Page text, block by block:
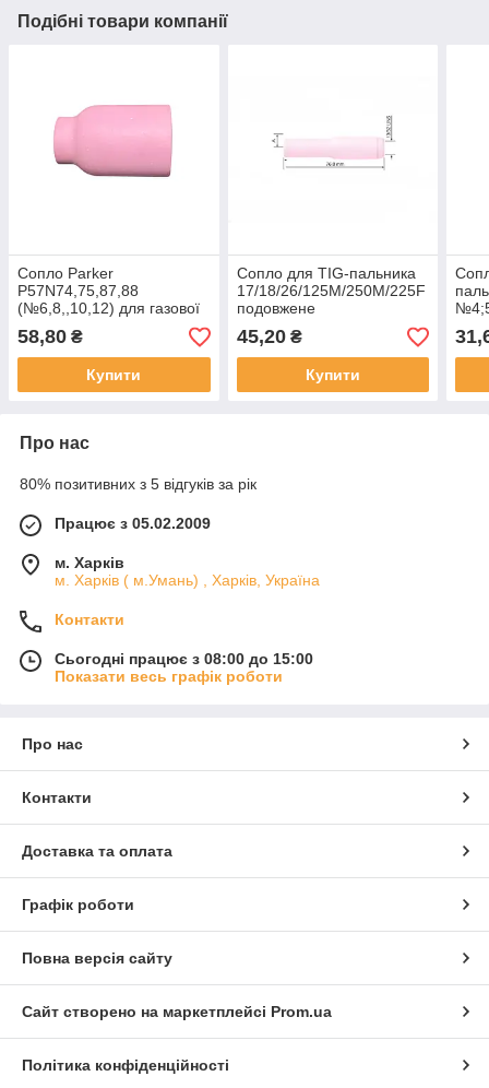
Подібні товари компанії
Сопло Parker
P57N74,75,87,88
(№6,8,,10,12) для газової
лінзи,ТІГ SGT/SGTCW
9/17/18/20/20S/26/125M
250M/225F
58,80 ₴
Купити
Сопло для TIG-пальника
17/18/26/125M/250M/225F
подовжене
P10N49L,48L,47L ( 5,6,7 )
Parker
45,20₴
Купити
ТІГ
Про нас
80% позитивних з 5 відгуків за рік
Працює з 05.02.2009
м. Харків
м. Харків ( м.Умань) , Харків, Україна
Контакти
Сьогодні працює з 08:00 до 15:00
Показати весь графік роботи
Про нас
Контакти
Доставка та оплата
Графік роботи
Повна версія сайту
Сайт створено на маркетплейсі Prom.ua
Політика конфіденційності